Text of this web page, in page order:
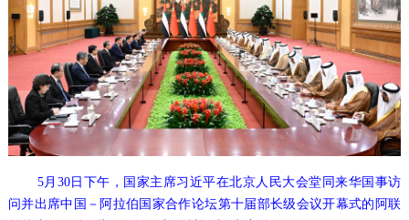
5月30日下午，国家主席习近平在北京人民大会堂同来华国事访
问并出席中国－阿拉伯国家合作论坛第十届部长级会议开幕式的阿联